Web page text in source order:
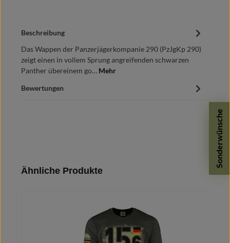
Sonderwünsche
Beschreibung
Das Wappen der Panzerjägerkompanie 290 (PzJgKp 290)
zeigt einen in vollem Sprung angreifenden schwarzen
Panther übereinem go… Mehr
Bewertungen
Produktgalerie überspringen
Ähnliche Produkte